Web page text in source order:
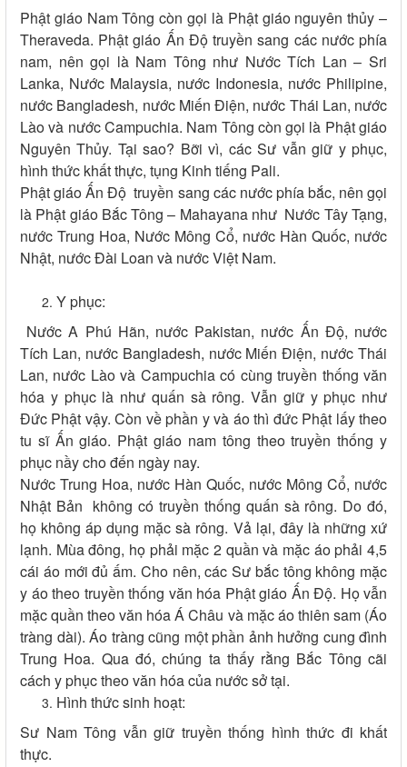
Phật giáo Nam Tông còn gọi là Phật giáo nguyên thủy –
Theraveda. Phật giáo Ấn Độ truyền sang các nước phía
nam, nên gọi là Nam Tông như Nước Tích Lan – Sri
Lanka, Nước Malaysia, nước Indonesia, nước Philipine,
nước Bangladesh, nước Miến Điện, nước Thái Lan, nước
Lào và nước Campuchia. Nam Tông còn gọi là Phật giáo
Nguyên Thủy. Tại sao? Bỡi vì, các Sư vẫn giữ y phục,
hình thức khất thực, tụng Kinh tiếng Pali.
Phật giáo Ấn Độ truyền sang các nước phía bắc, nên gọi
là Phật giáo Bắc Tông – Mahayana như Nước Tây Tạng,
nước Trung Hoa, Nước Mông Cổ, nước Hàn Quốc, nước
Nhật, nước Đài Loan và nước Việt Nam.
Y phục:
Nước A Phú Hãn, nước Pakistan, nước Ấn Độ, nước
Tích Lan, nước Bangladesh, nước Miến Điện, nước Thái
Lan, nước Lào và Campuchia có cùng truyền thống văn
hóa y phục là như quấn sà rông. Vẫn giữ y phục như
Đức Phật vậy. Còn về phần y và áo thì đức Phật lấy theo
tu sĩ Ấn giáo. Phật giáo nam tông theo truyền thống y
phục nầy cho đến ngày nay.
Nước Trung Hoa, nước Hàn Quốc, nước Mông Cổ, nước
Nhật Bản không có truyền thống quấn sà rông. Do đó,
họ không áp dụng mặc sà rông. Vả lại, đây là những xứ
lạnh. Mùa đông, họ phải mặc 2 quần và mặc áo phải 4,5
cái áo mới đủ ấm. Cho nên, các Sư bắc tông không mặc
y áo theo truyền thống văn hóa Phật giáo Ấn Độ. Họ vẫn
mặc quần theo văn hóa Á Châu và mặc áo thiên sam (Áo
tràng dài). Áo tràng cũng một phần ảnh hưởng cung đình
Trung Hoa. Qua đó, chúng ta thấy rằng Bắc Tông cãi
cách y phục theo văn hóa của nước sở tại.
Hình thức sinh hoạt:
Sư Nam Tông vẫn giữ truyền thống hình thức đi khất
thực.